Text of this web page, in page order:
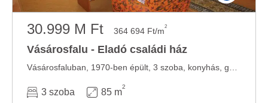
30.999 M Ft 364 694 Ft/m2
Vásárosfalu - Eladó családi ház
3 szoba 85 m
2